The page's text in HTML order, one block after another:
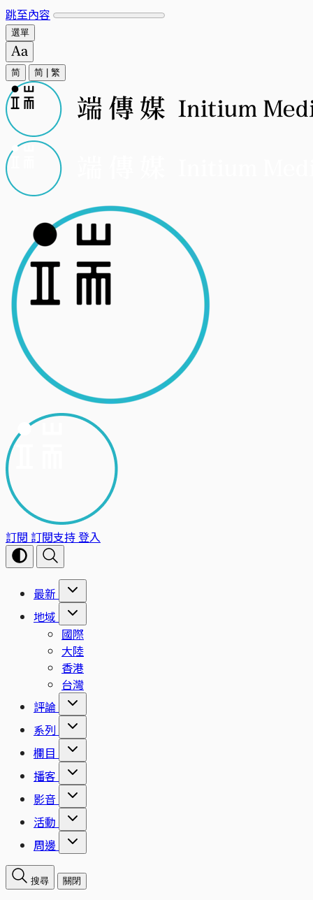
跳至內容
選單
简 简 繁
訂閱 訂閱支持登入
最新
地域
國際
大陸
香港
台灣
評論
系列
欄目
播客
影音
活動
周邊
搜尋 關閉